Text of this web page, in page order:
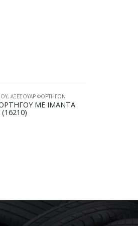
ΑΞΕΣΟΥΑΡ ΦΟΡΤΗΓΩΝ
ΜΕ ΙΜΑΝΤΑ